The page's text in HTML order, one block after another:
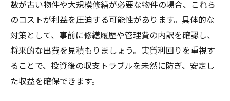
数が古い物件や大規模修繕が必要な物件の場合、これら
のコストが利益を圧迫する可能性があります。具体的な
対策として、事前に修繕履歴や管理費の内訳を確認し、
将来的な出費を見積もりましょう。実質利回りを重視す
ることで、投資後の収支トラブルを未然に防ぎ、安定し
た収益を確保できます。